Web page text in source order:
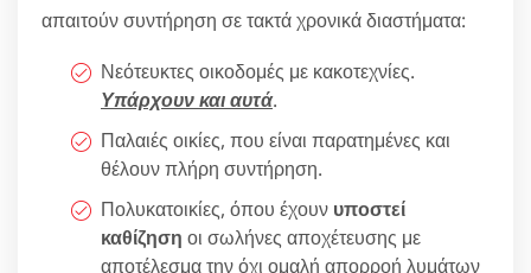
απαιτούν συντήρηση σε τακτά χρονικά διαστήματα:
Νεότευκτες οικοδομές με κακοτεχνίες.
Υπάρχουν και αυτά.
Παλαιές οικίες, που είναι παρατημένες και
θέλουν πλήρη συντήρηση.
Πολυκατοικίες, όπου έχουν υποστεί
καθίζηση οι σωλήνες αποχέτευσης με
αποτέλεσμα την όχι ομαλή απορροή λυμάτων